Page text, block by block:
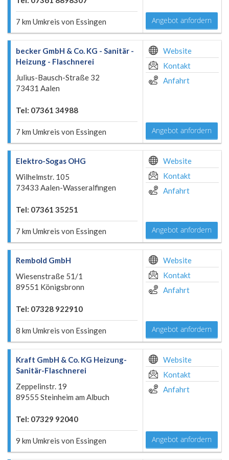
7 km Umkreis von Essingen Angebot anfordern
becker GmbH & Co. KG - Sanitär -
Heizung - Flaschnerei
Julius-Bausch-Straße 32
73431 Aalen
Tel: 07361 34988
7 km Umkreis von Essingen
Website
Kontakt
Anfahrt
Angebot anfordern
Elektro-Sogas OHG
Wilhelmstr. 105
73433 Aalen-Wasseralfingen
Tel: 07361 35251
7 km Umkreis von Essingen
Website
Kontakt
Anfahrt
Angebot anfordern
Rembold GmbH
Wiesenstraße 51/1
89551 Königsbronn
Tel: 07328 922910
8 km Umkreis von Essingen
Website
Kontakt
Anfahrt
Angebot anfordern
Kraft GmbH & Co. KG Heizung-
Sanitär-Flaschnerei
Zeppelinstr. 19
89555 Steinheim am Albuch
Tel: 07329 92040
9 km Umkreis von Essingen
Website
Kontakt
Anfahrt
Angebot anfordern